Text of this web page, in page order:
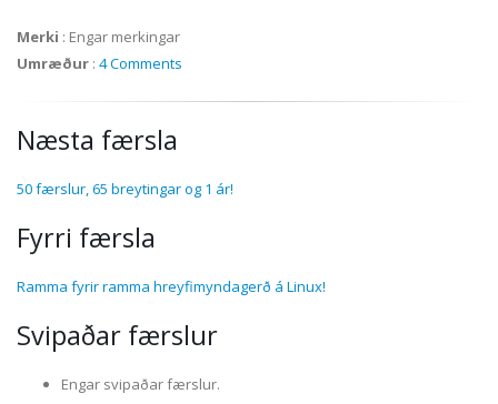
Merki : Engar merkingar
Umræður : 4 Comments
Næsta færsla
50 færslur, 65 breytingar og 1 ár!
Fyrri færsla
Ramma fyrir ramma hreyfimyndagerð á Linux!
Svipaðar færslur
Engar svipaðar færslur.